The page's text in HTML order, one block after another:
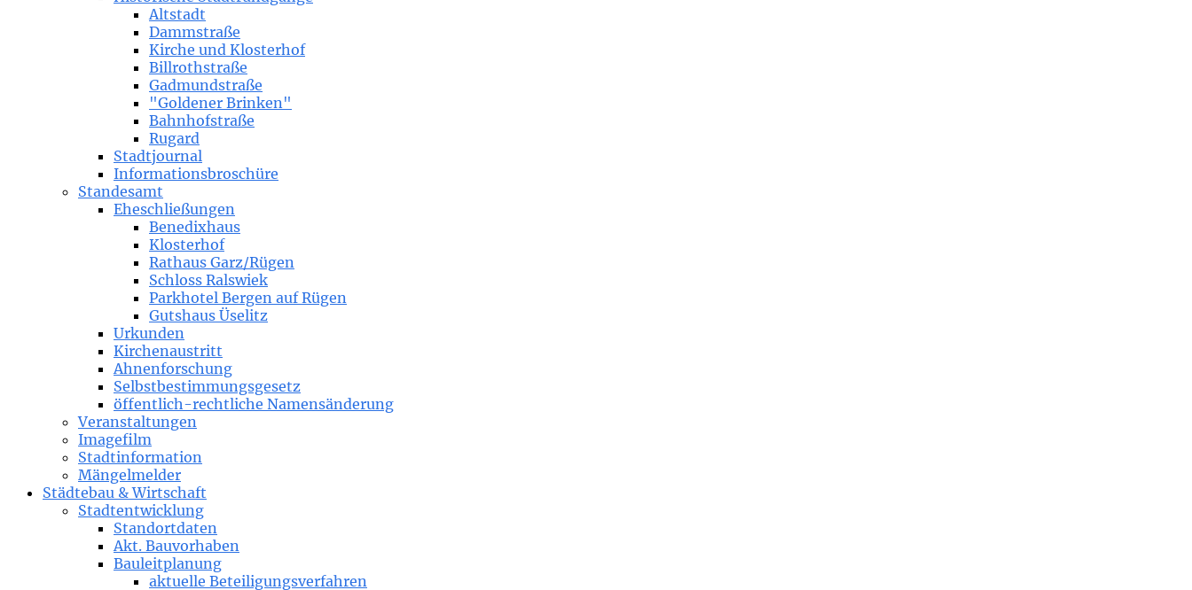
Altstadt
Dammstraße
Kirche und Klosterhof
Billrothstraße
Gadmundstraße
"Goldener Brinken"
Bahnhofstraße
Rugard
Stadtjournal
Informationsbroschüre
Standesamt
Eheschließungen
Benedixhaus
Klosterhof
Rathaus Garz/Rügen
Schloss Ralswiek
Parkhotel Bergen auf Rügen
Gutshaus Üselitz
Urkunden
Kirchenaustritt
Ahnenforschung
Selbstbestimmungsgesetz
öffentlich-rechtliche Namensänderung
Veranstaltungen
Imagefilm
Stadtinformation
Mängelmelder
Städtebau & Wirtschaft
Stadtentwicklung
Standortdaten
Akt. Bauvorhaben
Bauleitplanung
aktuelle Beteiligungsverfahren